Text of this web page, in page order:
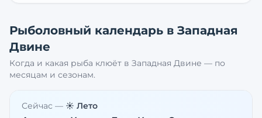
Рыболовный календарь в Западная
Двине
Когда и какая рыба клюёт в Западная Двине — по
месяцам и сезонам.
Сейчас — ☀️ Лето